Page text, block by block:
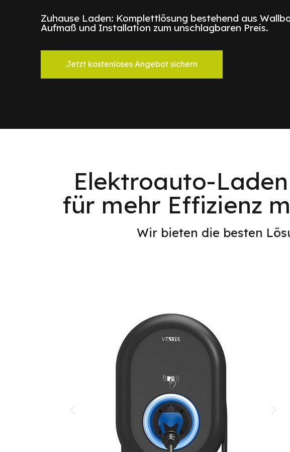
Zuhause Laden: Komplettlösung bestehend aus
Aufmaß und Installation zum unschlagbaren Preis.
Jetzt kostenloses Angebot sichern
Elektroauto-
für mehr Effizienz
Wir bieten die besten